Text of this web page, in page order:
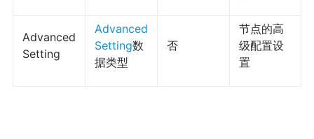
Advanced
Setting
Advanced
Setting数
据类型
否
节点的高
级配置设
置